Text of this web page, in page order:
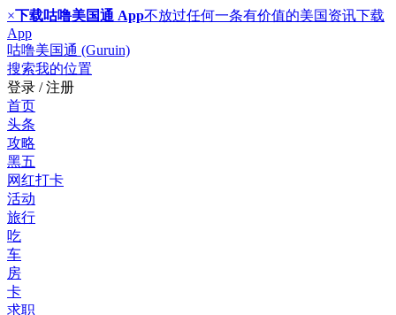
×下载咕噜美国通 App不放过任何一条有价值的美国资讯下载
App
咕噜美国通 (Guruin)
搜索我的位置
登录 / 注册
首页
头条
攻略
黑五
网红打卡
活动
旅行
吃
车
房
卡
求职